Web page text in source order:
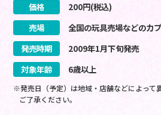
価格 200円(税込)
売場
全国の玩具売場などのカ
発売時期
2009年1月下旬発売
対象年齢
6歳以上
※発売日（予定）は地域・店舗などによって
ご了承ください。